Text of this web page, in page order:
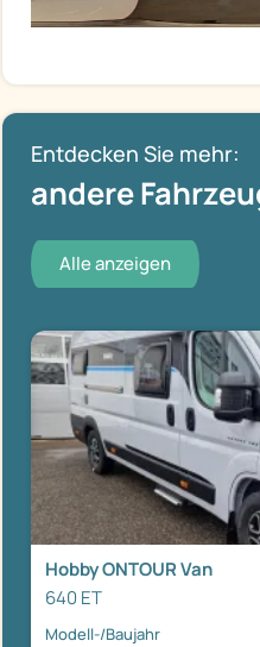
Entdecken Sie mehr:
andere
Alle anzeigen
Hobby ONTOUR Van
640 ET
Modell-/Baujahr